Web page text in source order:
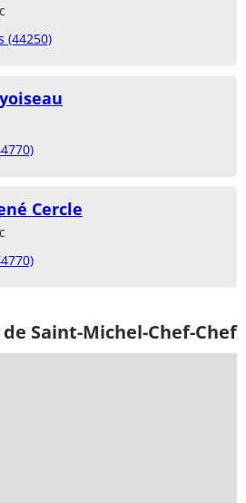
(44250)
Cercle
Saint-Michel-Chef-Chef